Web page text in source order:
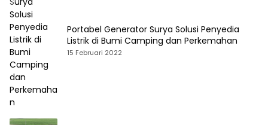
Portabel Generator Surya Solusi Penyedia
Listrik di Bumi Camping dan Perkemahan
15 Februari 2022